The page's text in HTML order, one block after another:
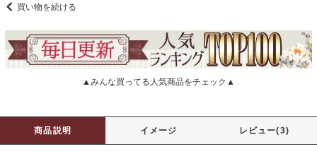
買い物を続ける
▲みんな買ってる人気商品をチェック▲
商品説明 イメージ レビュー(3)